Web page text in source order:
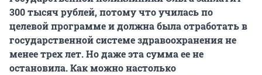
300 тысяч рублей, потому что училась по
целевой программе и должна была отработать в
государственной системе здравоохранения не
менее трех лет. Но даже эта сумма ее не
остановила. Как можно настолько